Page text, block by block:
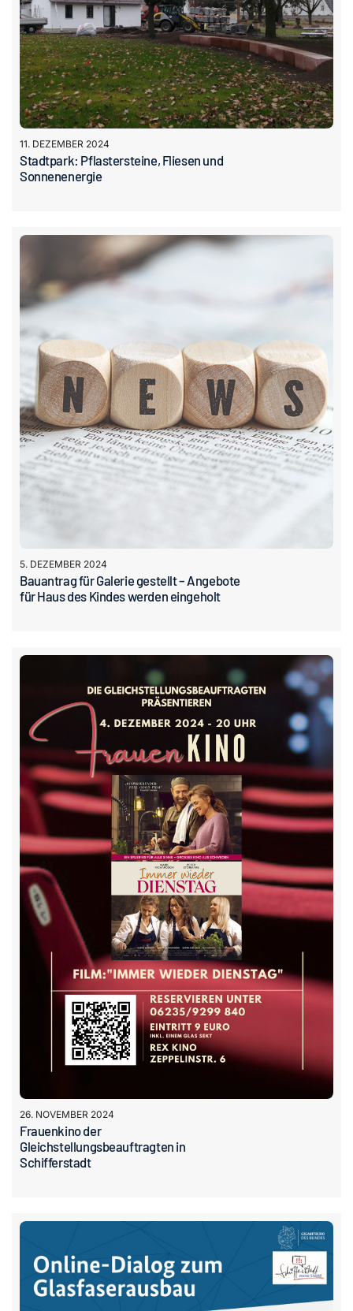
11. DEZEMBER 2024
Stadtpark: Pflastersteine, Fliesen und
Sonnenenergie
5. DEZEMBER 2024
Bauantrag für Galerie gestellt – Angebote
für Haus des Kindes werden eingeholt
26. NOVEMBER 2024
Frauenkino der
Gleichstellungsbeauftragten in
Schifferstadt